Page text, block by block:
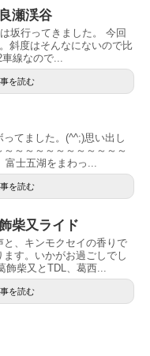
瀬渓谷
坂行ってきました。 今回
斜度はそんなにないので比
線なので...
を読む
てました。(^^;)思い出し
～～～～～～～～～～～
富士五湖をまわっ...
を読む
柴又ライド
、キンモクセイの香りで
す。いかがお過ごしでし
飾柴又とTDL、葛西...
を読む